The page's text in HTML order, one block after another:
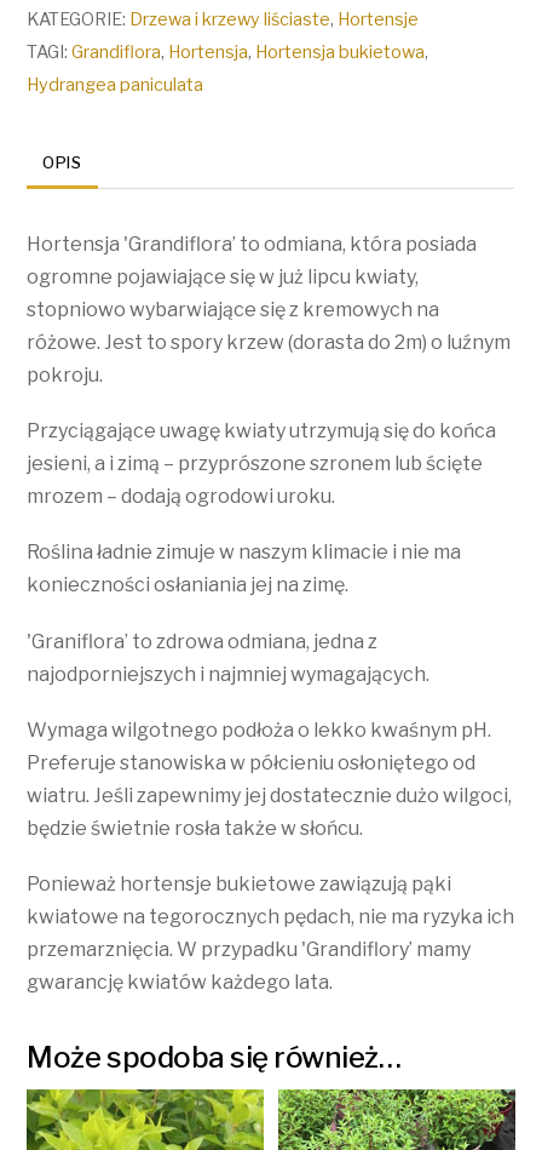
'Grandiflora'/
Hydrangea
paniculata
KATEGORIE: Drzewa i krzewy liściaste, Hortensje
TAGI:Grandiflora, Hortensja, Hortensja bukietowa,
Hydrangea paniculata
OPIS
Hortensja 'Grandiflora’ to odmiana, która posiada
ogromne pojawiające się w już lipcu kwiaty,
stopniowo wybarwiające się z kremowych na
różowe. Jest to spory krzew (dorasta do 2m) o luźnym
pokroju.
Przyciągające uwagę kwiaty utrzymują się do końca
jesieni, a i zimą – przyprószone szronem lub ścięte
mrozem – dodają ogrodowi uroku.
Roślina ładnie zimuje w naszym klimacie i nie ma
konieczności osłaniania jej na zimę.
'Graniflora’ to zdrowa odmiana, jedna z
najodporniejszych i najmniej wymagających.
Wymaga wilgotnego podłoża o lekko kwaśnym pH.
Preferuje stanowiska w półcieniu osłoniętego od
wiatru. Jeśli zapewnimy jej dostatecznie dużo wilgoci,
będzie świetnie rosła także w słońcu.
Ponieważ hortensje bukietowe zawiązują pąki
kwiatowe na tegorocznych pędach, nie ma ryzyka ich
przemarznięcia. W przypadku 'Grandiflory’ mamy
gwarancję kwiatów każdego lata.
Może spodoba się również…